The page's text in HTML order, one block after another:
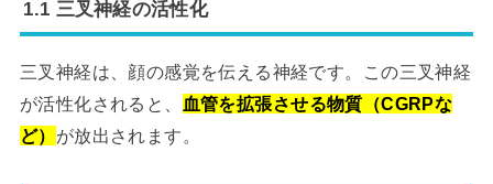
1.1 三叉神経の活性化
三叉神経は、顔の感覚を伝える神経です。この三叉神経
が活性化されると、
血管を拡張させる物質（CGRPな
ど） が放出されます。